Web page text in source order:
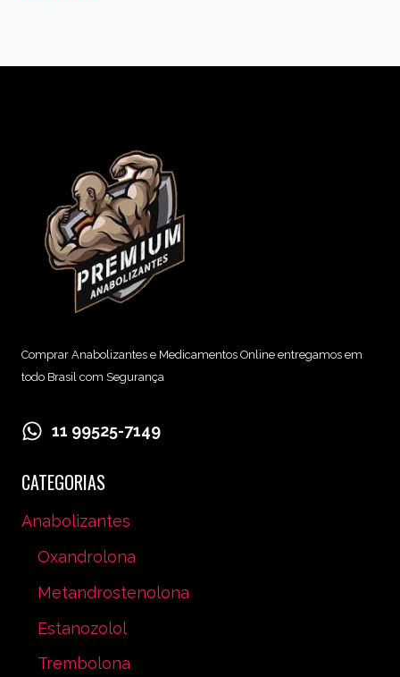
Comprar Anabolizantes e Medicamentos Online entregamos em
todo Brasil com Segurança
11 99525-7149
CATEGORIAS
Anabolizantes
Oxandrolona
Metandrostenolona
Estanozolol
Trembolona